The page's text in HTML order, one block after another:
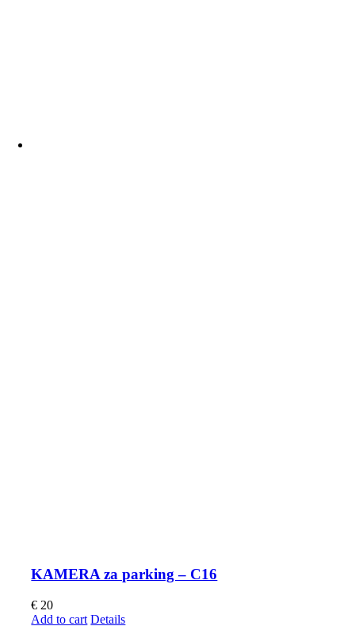
KAMERA za parking – C16
€ 20
Add to cart Details